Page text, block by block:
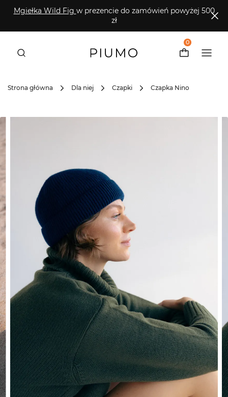
Mgiełka Wild Fig w prezencie do zamówień powyżej 500
zł
0
Strona główna Dla niej Czapki Czapka Nino